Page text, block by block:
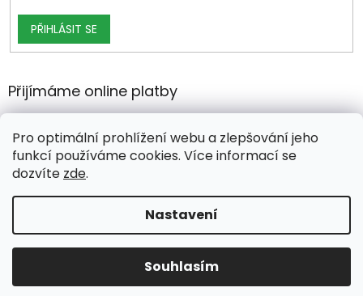
Pro optimální prohlížení webu a zlepšování jeho
funkcí používáme cookies. Více informací se
dozvíte zde.
Nastavení
Souhlasím
PŘIHLÁSIT SE
Přijímáme online platby
Vytvořil Shoptet Premium
Copyright 2026growshop.cz. Všechna práva vyhrazena.
Upravit nastavení cookies